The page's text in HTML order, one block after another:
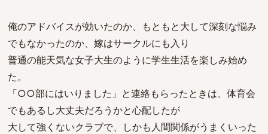
俺のアドバイスが効いたのか、もともと大して深刻な悩み
でもなかったのか、嫁はサークルにも入り
普通の能天気な女子大生のように学生生活を楽しみ始め
た。
「○○部にはいりました」と連絡もらったときは、体育会
でもあるし大丈夫だろうかと心配したが
大して強くないクラブで、しかも人間関係がうまくいった